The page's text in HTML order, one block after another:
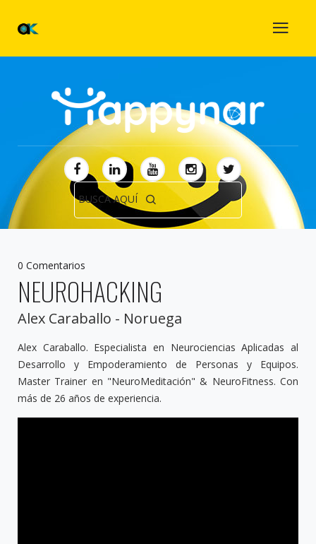
BUSCA AQUÍ
0 Comentarios
NEUROHACKING
Alex Caraballo - Noruega
Alex Caraballo. Especialista en Neurociencias Aplicadas al
Desarrollo y Empoderamiento de Personas y Equipos.
Master Trainer en "NeuroMeditación" & NeuroFitness. Con
más de 26 años de experiencia.